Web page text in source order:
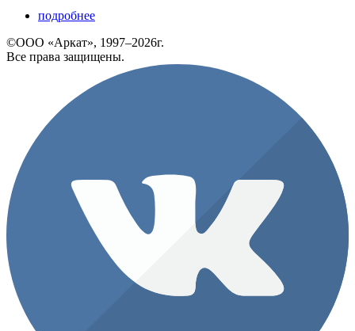
подробнее
©ООО «Аркат», 1997–2026г.
Все права защищены.